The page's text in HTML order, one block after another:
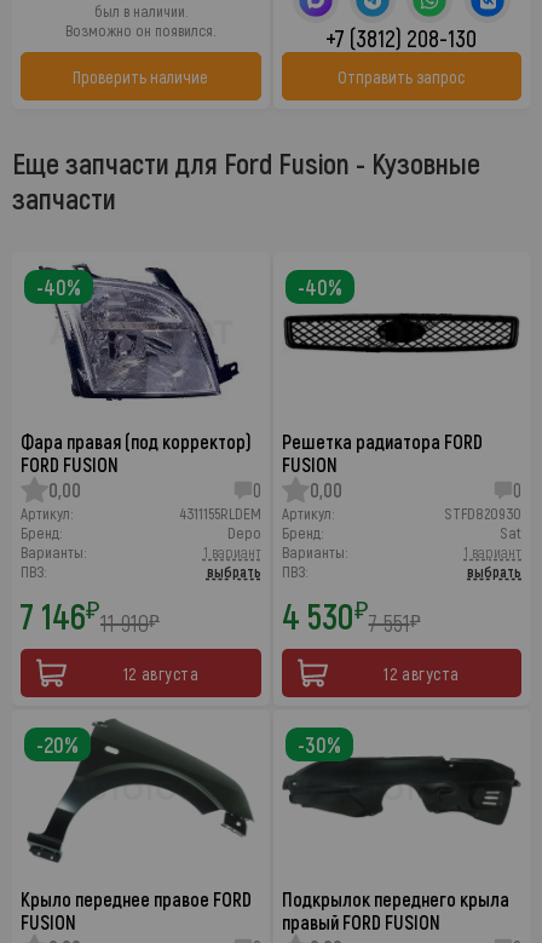
был в наличии.
Возможно он появился.
Проверить наличие
+7 (3812) 208-130
Отправить запрос
Еще запчасти для Ford Fusion - Кузовные
запчасти
Фара правая (под корректор)
FORD FUSION
0,00
0
Артикул:
4311155RLDEM
Бренд:
Depo
Варианты:
1 вариант
ПВЗ:
выбрать
7 146₽11 910₽
12 августа
-40%
Решетка радиатора FORD
FUSION
0,00
0
Артикул:
STFD820930
Бренд:
Sat
Варианты:
1 вариант
ПВЗ:
выбрать
4 530₽7 551₽
12 августа
-40%
Крыло переднее правое FORD
FUSION
-20%
Подкрылок переднего крыла
правый FORD FUSION
-30%